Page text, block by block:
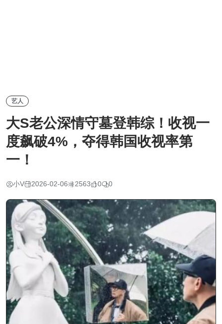
艺人
大S老公深情守墓登韩综！收视一
度飙破4%，夺得韩国收视率第
一！
小V 2026-02-06 2563 0 0